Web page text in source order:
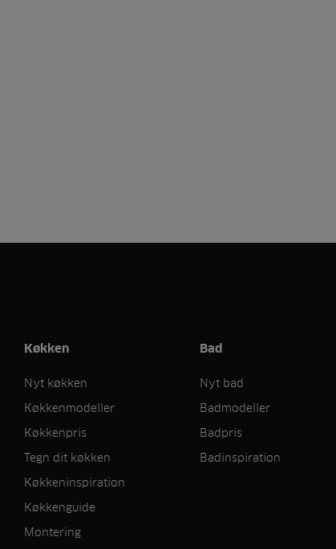
Køkken
Nyt køkken
Køkkenmodeller
Køkkenpris
Tegn dit køkken
Køkkeninspiration
Køkkenguide
Montering
Bad
Nyt bad
Badmodeller
Badpris
Badinspiration